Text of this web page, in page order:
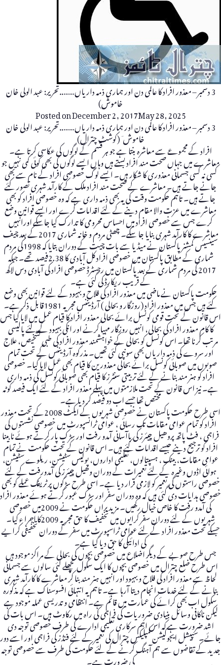
3 دسمبر – معذور افراد کا عالمی دن اور ہماری ذمہ داریاں……..تحریر: عبد الولی خان
خاموش)
Posted onDecember 2, 2017May 28, 2025
3 دسمبر – معذور افراد کا عالمی دن اور ہماری ذمہ داریاں……..تحریر: عبد الولی خان
خاموش ؔ (کوشٹ چترال)
افراد کے مجموعے سے معاشرہ بنتا ہے جو ہر قسم کے لوگوں کی عکاسی کرتا ہے۔
معاشرے میں جہاں صحت مند افراد بستے ہیں وہاں ایسے لوگوں کی بھی کوئی کمی نہیں جو
کسی نہ کسی جسمانی معذوری کا شکار ہیں۔ ایسے لوگ خصوصی افراد کے نام سے بھی
جانے جاتے ہیں۔ معاشرے کے صحت مند افراد ملک کے کارآمد شہری تصور کئے
جاتے ہیں۔ تاہم حکومت وقت کی یہ بھی ذمہ داری ہے کہ وہ خصوصی افراد کو بھی
معاشرے میں عزت والا مقام دینے کے لئے اقدامات کرے اور ایسے قوانین وضع
کرے جس سے خصوصی افراد میں احساس محرومی کا تدارک کیا جاسکے اورانہیں
معاشرے کا کارآمد شہری بنایا جا سکے۔ چھٹی مردم و خانہ شماری 2017کے بعد چیف
سینسیس کمشنر پاکستان نے میڈیا سے بات چیت کے دوران بتایا کہ 1998کی مردم
شماری کے مطابق پاکستان میں خصوصی افراد کل آبادی کا 2.38فیصد تھے۔ جبکہ
2017 کی مردم شماری کے بعد پاکستان میں رجسٹرڈ خصوصی افراد کی آبادی دس لاکھ
کے قریب ریکارڈ کی گئی ہے۔
حکومت پاکستان نے ماضی میں معذور افراد کی فلاح و بہبود کے لئے قوانین بھی وضع
کئے ہیں جس میں معذور افراد (روزگار و بحالی ) آرڈیننس مجریہ 1981قابل ذکر ہے۔
اس قانون کے تحت قومی کونسل برائے بحالی معذور افراد کا قیام عمل میں لایا گیا جس
کا کام معذور افراد کی بحالی، انہیں روزگار مہیا کرنے اور انکی بہبود کے لئے پالیسی
مرتب کرنا تھا۔ اس کونسل کو بحالی کے خواہشمند معذور افراد کی طبی تشخیص، علاج
اور سروے کی ذمہ داریاں بھی سونپی گئی تھیں۔ مذرکوہ آرڈیننس کے تحت تمام
صوبوں میں صوبائی کونسل برائے بحالی معذورین کا قیام بھی عمل لایا گیا۔ خصوصی
افراد کو ہنر مند بنانے کے لئے تربیتی سنٹرز کا قیام بھی صوبائی کونسل کی ذمہ داری
ہے۔ نیز اس قانون کے تحت ملازمتوں میں پہلے معذور افراد کے لئے ایک فیصد کوٹہ
مختص تھا جسے اب دو فیصد کر دیا ہے۔
اسی طرح حکومت پاکستان نے خصوصی شہریوں کے ایکٹ 2008کے تحت معذور
افراد کو تمام عوامی مقامات تک رسائی ، عوامی ٹرانسپورٹ میں خصوصی نشستوں کی
فراہمی ، فٹ پاتھ پروھیل چیئرز کی باآسانی آمدو رفت اور سڑک پار کرتے ہوئے نابینا
افراد کو ترجیح دینے جیسے اقدامات کئے ہیں۔ اس قانون کے تحت حکومت نے تمام
عوامی مقامات، بینک ، ہسپتالوں، تعلیمی اداروں، پولیس سٹیشن، ریلوے سٹیشن،
ہوائی اڈوں وغیرہ کے لئے تعمیرات کے دوران وھیل چیئرز کی آمدورفت کے لئے
خصوصی راستوں کی تعمیر کو لازمی قرار دیا ہے۔ اسی طرح سڑکوں پر ٹریفک عملے کو بھی
خصوصی ہدایات دی گئی ہیں کہ وہ دوران سفر اور سڑک عبور کرتے ہوئے معذور افراد
کی آمدو رفت کا خاص خیال رکھیں۔ مزید براں حکومت نے 2009میں خصوصی
شہریوں کے لئے دوران سفر کرایوں میں تخفیف کا حق مجریہ 2009کا اجرا ء کیا۔
جسکے تحت معذور افراد کے لئے عوامی ٹراسپورٹ میں سفر کے دوران تخفیفی کرایے
کی ادائیگی کا حق دیا گیا ہے۔
جس طرح صوبے کے دیگر اضلاع میں خصوصی بچوں کی بحالی کے مراکز موجود ہیں
اس طرح ضلع چترال میں خصوصی بچوں کا ایک سکول پچھلے کئی سالوں سے جسمانی
لحاظ سے معذور افراد کی فلاح و بہبود اور انہیں ہنر مند بنا کر معاشرے کا کارآمد شہری
بنانے کے لئے خدمات انجام دیتا آرہا ہے۔ تاہم یہ انتہائی افسوسناک ہے کہ مذکورہ
سکول اب بھی کرائے کی عمارت میں قائم ہے۔ انتظامی و تدریسی عملہ موجود ہے
لیکن ناکافی وسائل بنیادی ضروریات کی فراہمی کی راہ میں رکاوٹ ہیں۔ اس بات کی
اشد ضرورت ہے کہ اس اہم سرکاری تعلیمی ادارے کی طرف خصوصی توجہ دی
جائے۔ سپیشل ایجوکیشن کمپلیکس چترال کی تعمیر کے لئے فنڈز کی فراہمی اور اسے دور
جدید کے تقاضوں سے ہم آہنگ کرنے کے لئے حکومت کی طرف سے خصوصی توجہ
کی ضرورت ہے۔